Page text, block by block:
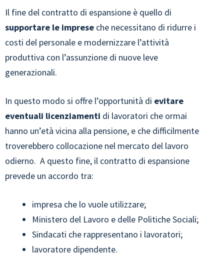
Il fine del contratto di espansione è quello di
supportare le imprese che necessitano di ridurre i
costi del personale e modernizzare l’attività
produttiva con l’assunzione di nuove leve
generazionali.
In questo modo si offre l’opportunità di evitare
eventuali licenziamenti di lavoratori che ormai
hanno un’età vicina alla pensione, e che difficilmente
troverebbero collocazione nel mercato del lavoro
odierno. A questo fine, il contratto di espansione
prevede un accordo tra:
impresa che lo vuole utilizzare;
Ministero del Lavoro e delle Politiche Sociali;
Sindacati che rappresentano i lavoratori;
lavoratore dipendente.